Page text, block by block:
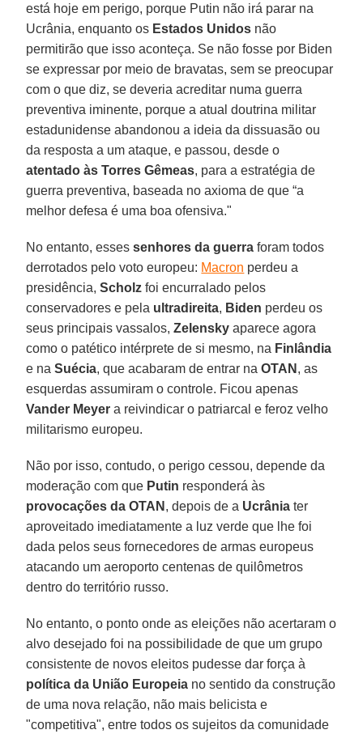
está hoje em perigo, porque Putin não irá parar na
Ucrânia, enquanto os Estados Unidos não
permitirão que isso aconteça. Se não fosse por Biden
se expressar por meio de bravatas, sem se preocupar
com o que diz, se deveria acreditar numa guerra
preventiva iminente, porque a atual doutrina militar
estadunidense abandonou a ideia da dissuasão ou
da resposta a um ataque, e passou, desde o
atentado às Torres Gêmeas, para a estratégia de
guerra preventiva, baseada no axioma de que “a
melhor defesa é uma boa ofensiva."
No entanto, essessenhores da guerra foram todos
derrotados pelo voto europeu: Macron perdeu a
presidência,Scholz foi encurralado pelos
conservadores e pela ultradireita, Biden perdeu os
seus principais vassalos,Zelensky aparece agora
como o patético intérprete de si mesmo, na Finlândia
e naSuécia, que acabaram de entrar naOTAN , as
esquerdas assumiram o controle. Ficou apenas
Vander Meyer a reivindicar o patriarcal e feroz velho
militarismo europeu.
Não por isso, contudo, o perigo cessou, depende da
moderação com que Putin responderá às
provocações da OTAN , depois de a Ucrânia ter
aproveitado imediatamente a luz verde que lhe foi
dada pelos seus fornecedores de armas europeus
atacando um aeroporto centenas de quilômetros
dentro do território russo.
No entanto, o ponto onde as eleições não acertaram o
alvo desejado foi na possibilidade de que um grupo
consistente de novos eleitos pudesse dar força à
política da União Europeia no sentido da construção
de uma nova relação, não mais belicista e
"competitiva", entre todos os sujeitos da comunidade